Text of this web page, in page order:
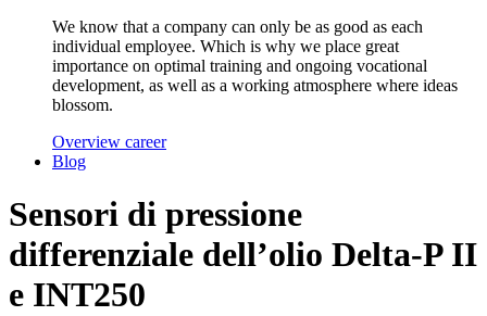
We know that a company can only be as good as each
individual employee. Which is why we place great
importance on optimal training and ongoing vocational
development, as well as a working atmosphere where ideas
blossom.
Overview career
Blog
Sensori di pressione
differenziale dell’olio Delta‑P II
e INT250